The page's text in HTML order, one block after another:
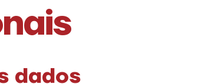
dados